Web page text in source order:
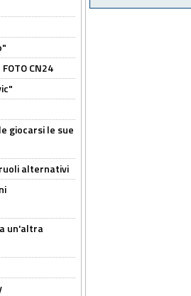
CN24
giocarsi le sue
alternativi
un'altra